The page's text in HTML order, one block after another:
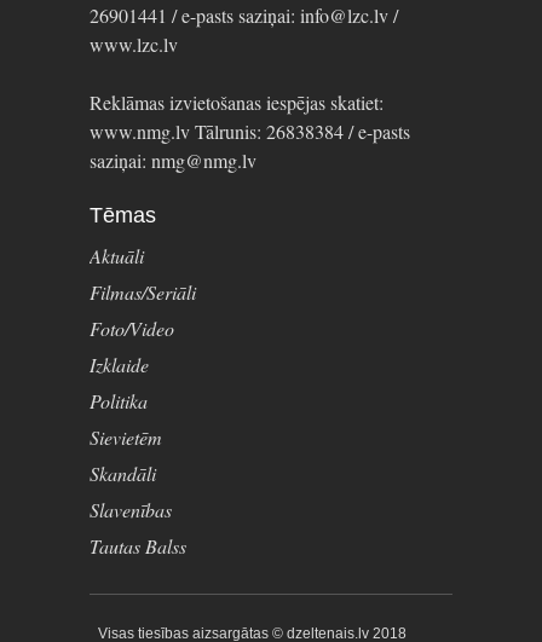
26901441 / e-pasts saziņai: info@lzc.lv /
www.lzc.lv
Reklāmas izvietošanas iespējas skatiet:
www.nmg.lv Tālrunis: 26838384 / e-pasts
saziņai: nmg@nmg.lv
Tēmas
Aktuāli
Filmas/Seriāli
Foto/Video
Izklaide
Politika
Sievietēm
Skandāli
Slavenības
Tautas Balss
Visas tiesības aizsargātas © dzeltenais.lv 2018